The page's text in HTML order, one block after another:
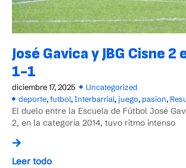
José Gavica y JBG Cisne 2
1-1
diciembre 17, 2025
Uncategorized
deporte,futbol,Interbarrial, juego, pasion,
El duelo entre la Escuela de Fútbol José
2, en la categoría 2014, tuvo ritmo intenso
Leer todo